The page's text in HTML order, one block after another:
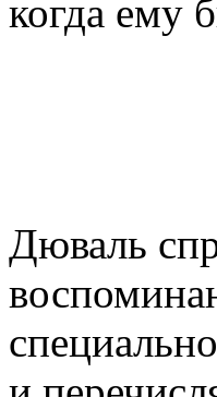
когда ему
Дюваль